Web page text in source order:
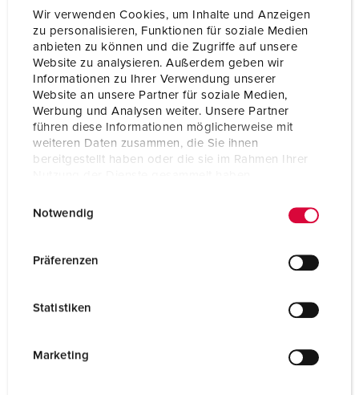
Wir verwenden Cookies, um Inhalte und Anzeigen
zu personalisieren, Funktionen für soziale Medien
anbieten zu können und die Zugriffe auf unsere
Website zu analysieren. Außerdem geben wir
Informationen zu Ihrer Verwendung unserer
Website an unsere Partner für soziale Medien,
Werbung und Analysen weiter. Unsere Partner
führen diese Informationen möglicherweise mit
weiteren Daten zusammen, die Sie ihnen
bereitgestellt haben oder die sie im Rahmen Ihrer
Notwendig
Präferenzen
Statistiken
Marketing
Schutzart IP44
Gewicht 351 g
Prüfzeichen
EAC
CQC